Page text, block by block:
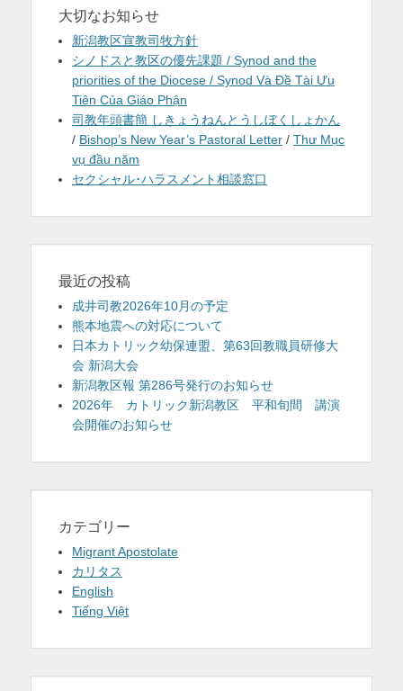
大切なお知らせ
新潟教区宣教司牧方針
シノドスと教区の優先課題 / Synod and the
priorities of the Diocese / Synod Và Đề Tài Ưu
Tiên Của Giáo Phận
司教年頭書簡 しきょうねんとうしぼくしょかん
/ Bishop’s New Year’s Pastoral Letter / Thư Mục
vụ đầu năm
セクシャル･ハラスメント相談窓口
最近の投稿
成井司教2026年10月の予定
熊本地震への対応について
日本カトリック幼保連盟、第63回教職員研修大
会 新潟大会
新潟教区報 第286号発行のお知らせ
2026年 カトリック新潟教区 平和旬間 講演
会開催のお知らせ
カテゴリー
Migrant Apostolate
カリタス
English
Tiếng Việt